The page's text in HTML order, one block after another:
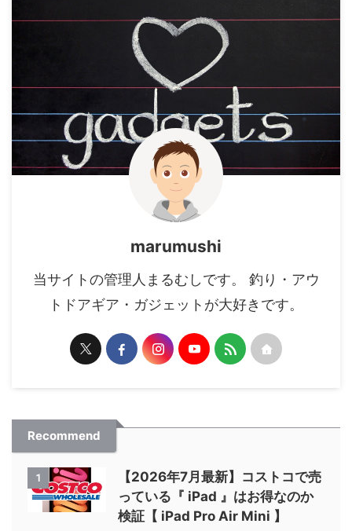
marumushi
当サイトの管理人まるむしです。 釣り・アウ
トドアギア・ガジェットが大好きです。
Recommend
1
【2026年7月最新】コストコで売
っている『 iPad 』はお得なのか
検証【 iPad Pro Air Mini 】